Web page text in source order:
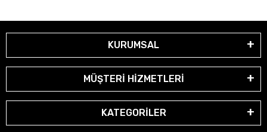
KURUMSAL
MÜŞTERİ HİZMETLERİ
KATEGORİLER